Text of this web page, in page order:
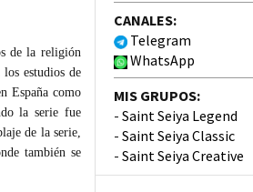
de la religión
estudios de
España como
la serie fue
de la serie,
también se
CANALES:
Telegram
WhatsApp
MIS GRUPOS:
- Saint Seiya Legend
- Saint Seiya Classic
- Saint Seiya Creative